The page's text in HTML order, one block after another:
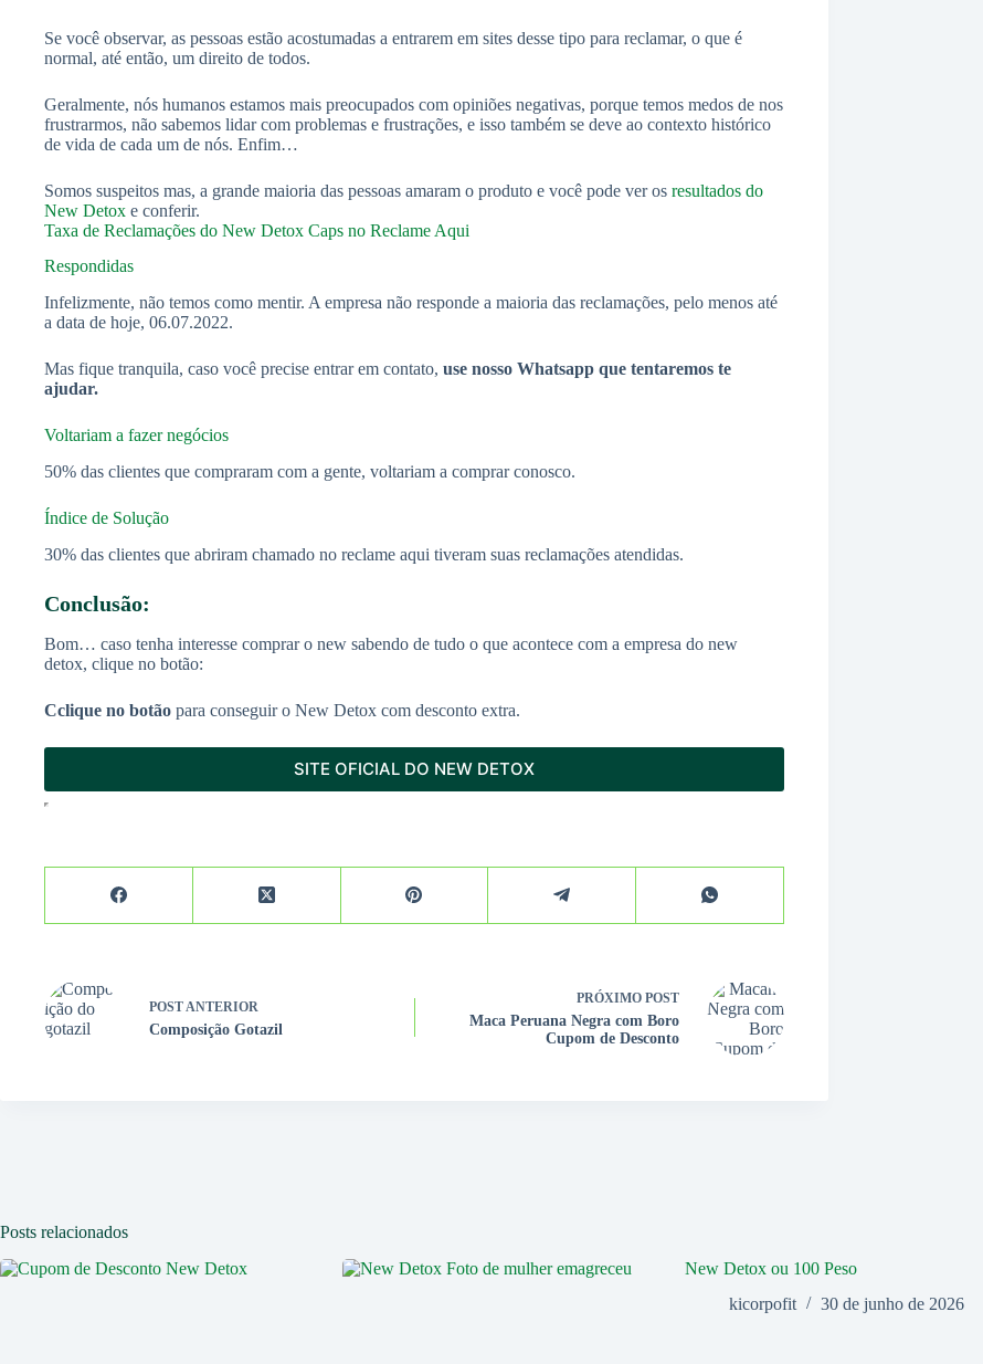
Se você observar, as pessoas estão acostumadas a entrarem em sites desse tipo para reclamar, o que é
normal, até então, um direito de todos.
Geralmente, nós humanos estamos mais preocupados com opiniões negativas, porque temos medos de nos
frustrarmos, não sabemos lidar com problemas e frustrações, e isso também se deve ao contexto histórico
de vida de cada um de nós. Enfim…
Somos suspeitos mas, a grande maioria das pessoas amaram o produto e você pode ver os resultados do
New Detox e conferir.
Taxa de Reclamações do New Detox Caps no Reclame Aqui
Respondidas
Infelizmente, não temos como mentir. A empresa não responde a maioria das reclamações, pelo menos até
a data de hoje, 06.07.2022.
Mas fique tranquila, caso você precise entrar em contato, use nosso Whatsapp que tentaremos te
ajudar.
Voltariam a fazer negócios
50% das clientes que compraram com a gente, voltariam a comprar conosco.
Índice de Solução
30% das clientes que abriram chamado no reclame aqui tiveram suas reclamações atendidas.
Conclusão:
Bom… caso tenha interesse comprar o new sabendo de tudo o que acontece com a empresa do new
detox, clique no botão:
Cclique no botão para conseguir o New Detox com desconto extra.
SITE OFICIAL DO NEW DETOX
POSTANTERIOR
Composição Gotazil
PRÓXIMO POST
Maca Peruana Negra com Boro
Cupom de Desconto
Posts relacionados
New Detox ou 100 Peso
kicorpofit
30 de junho de 2026